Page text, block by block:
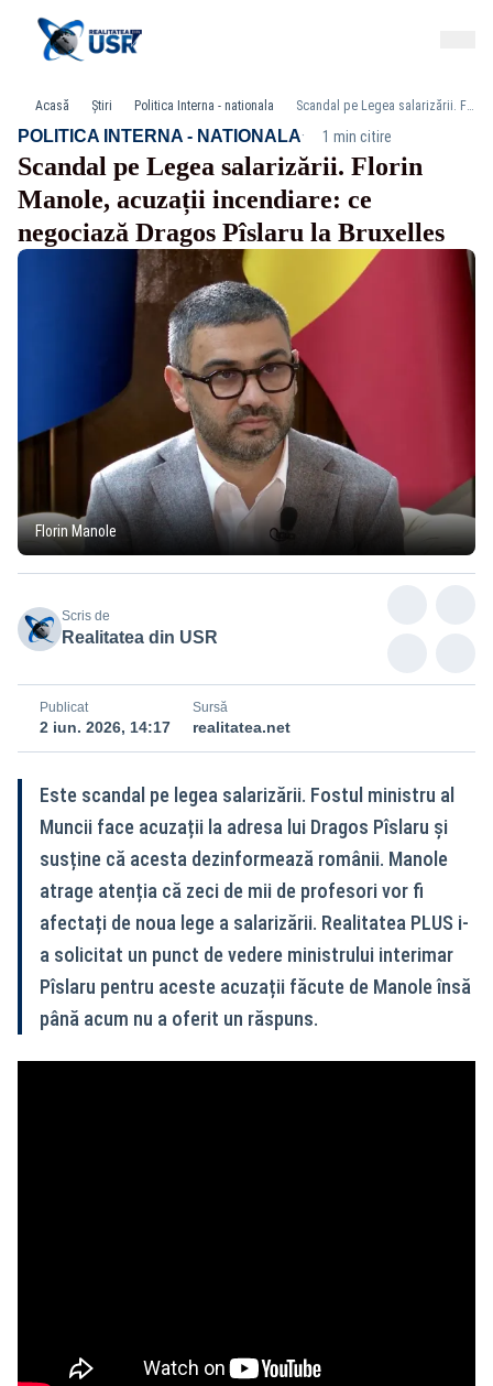
Acasă Știri Politica Interna - nationala Scandal pe Legea salarizării. Florin Manole, acuzații incendiare: ce negociază Dragos Pîslaru la Bruxelles
POLITICA INTERNA - NATIONALA· 1 min citire
Scandal pe Legea salarizării. Florin
Manole, acuzații incendiare: ce
negociază Dragos Pîslaru la Bruxelles
Florin Manole
Scris de
Realitatea din USR
Publicat
2 iun. 2026, 14:17
Sursă
realitatea.net
Este scandal pe legea salarizării. Fostul ministru al
Muncii face acuzații la adresa lui Dragos Pîslaru și
susține că acesta dezinformează românii. Manole
atrage atenția că zeci de mii de profesori vor fi
afectați de noua lege a salarizării. Realitatea PLUS i-
a solicitat un punct de vedere ministrului interimar
Pîslaru pentru aceste acuzații făcute de Manole însă
până acum nu a oferit un răspuns.